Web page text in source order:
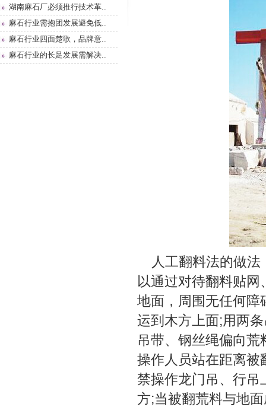
湖南麻石厂必须推行技术革..
麻石行业需抱团发展避免低..
麻石行业四面楚歌，品牌意..
麻石行业的长足发展需解决..
人工翻料法的做法
以通过对待翻料贴
地面，周围无任何障
运到木方上面;用两
吊带、钢丝绳偏向
操作人员站在距离被
禁操作龙门吊、行吊
方;当被翻荒料与地